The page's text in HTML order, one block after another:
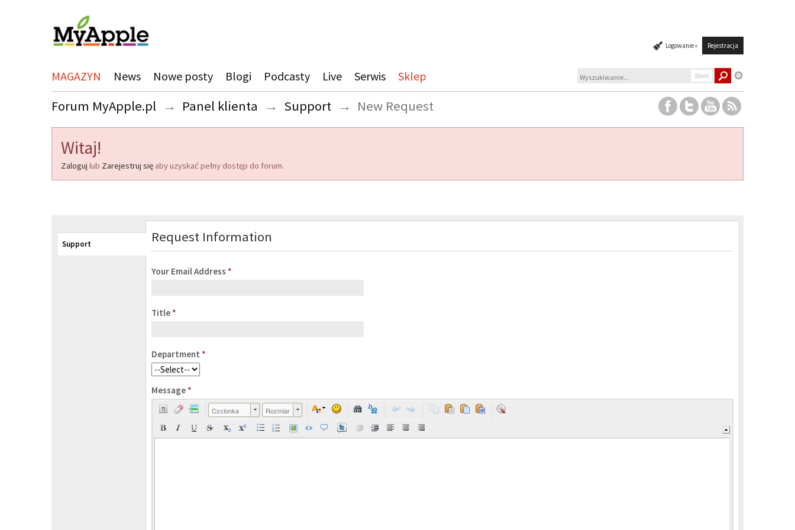
Logowanie » Rejestracja
MAGAZYN News Nowe posty Blogi Podcasty Live Serwis Sklep Store
Forum MyApple.pl → Panel klienta → Support → New Request
Witaj!
Zaloguj lub Zarejestruj się aby uzyskać pełny dostęp do forum.
Support Request Information
Your Email Address *
Title *
Department *
Message *
Czcionka Rozmiar